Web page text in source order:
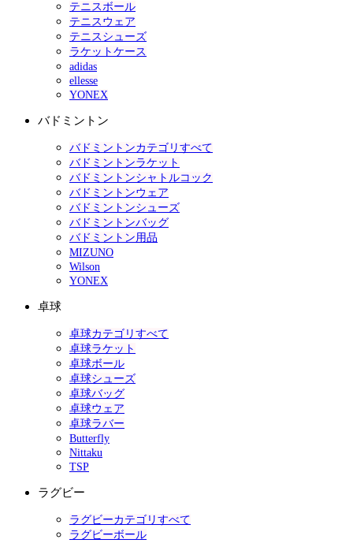
テニスボール
テニスウェア
テニスシューズ
ラケットケース
adidas
ellesse
YONEX
バドミントン
バドミントンカテゴリすべて
バドミントンラケット
バドミントンシャトルコック
バドミントンウェア
バドミントンシューズ
バドミントンバッグ
バドミントン用品
MIZUNO
Wilson
YONEX
卓球
卓球カテゴリすべて
卓球ラケット
卓球ボール
卓球シューズ
卓球バッグ
卓球ウェア
卓球ラバー
Butterfly
Nittaku
TSP
ラグビー
ラグビーカテゴリすべて
ラグビーボール